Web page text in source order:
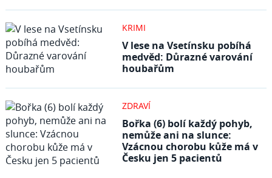
KRIMI
V lese na Vsetínsku pobíhá
medvěd: Důrazné varování
houbařům
ZDRAVÍ
Bořka (6) bolí každý pohyb,
nemůže ani na slunce:
Vzácnou chorobu kůže má v
Česku jen 5 pacientů